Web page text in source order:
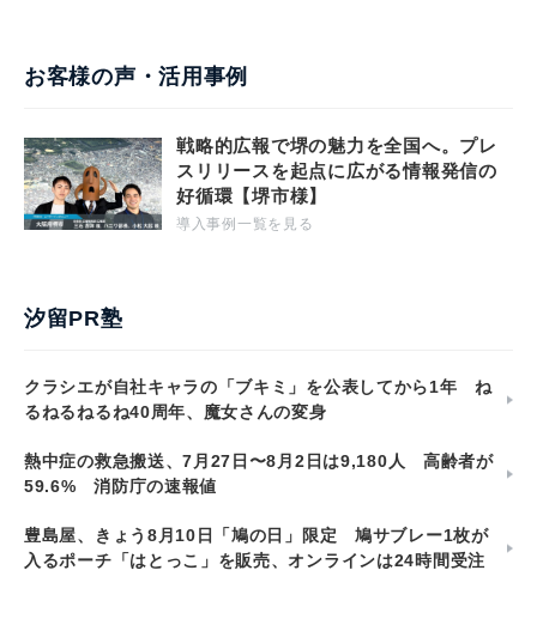
お客様の声・活用事例
戦略的広報で堺の魅力を全国へ。プレ
スリリースを起点に広がる情報発信の
好循環【堺市様】
導入事例一覧を見る
汐留PR塾
クラシエが自社キャラの「ブキミ」を公表してから1年 ね
るねるねるね40周年、魔女さんの変身
熱中症の救急搬送、7月27日〜8月2日は9,180人 高齢者が
59.6% 消防庁の速報値
豊島屋、きょう8月10日「鳩の日」限定 鳩サブレー1枚が
入るポーチ「はとっこ」を販売、オンラインは24時間受注